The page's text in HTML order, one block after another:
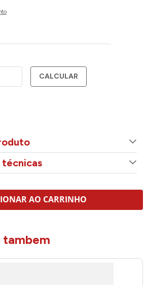
CALCULAR
AO CARRINHO
tambem